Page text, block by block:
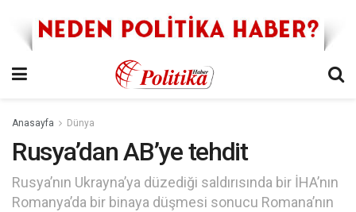
Anasayfa Dünya
Rusya’dan AB’ye tehdit
Rusya’nın Ukrayna’ya düzediği saldırısında bir İHA’nın
Romanya’da bir binaya düşmesi sonucu Romana’nın